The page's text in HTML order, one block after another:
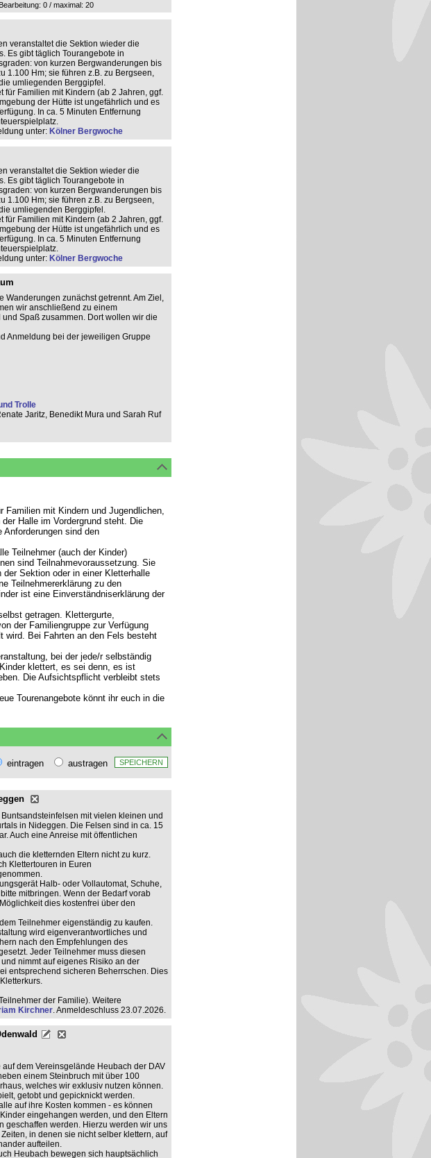
0 / maximal: 20
veranstaltet die Sektion wieder die
Es gibt täglich Tourangebote in
von kurzen Bergwanderungen bis
1.100 Hm; sie führen z.B. zu Bergseen,
umliegenden Berggipfel.
für Familien mit Kindern (ab 2 Jahren, ggf.
der Hütte ist ungefährlich und es
In ca. 5 Minuten Entfernung
unter: Kölner Bergwoche
veranstaltet die Sektion wieder die
Es gibt täglich Tourangebote in
von kurzen Bergwanderungen bis
1.100 Hm; sie führen z.B. zu Bergseen,
umliegenden Berggipfel.
für Familien mit Kindern (ab 2 Jahren, ggf.
der Hütte ist ungefährlich und es
In ca. 5 Minuten Entfernung
unter: Kölner Bergwoche
Wanderungen zunächst getrennt. Am Ziel,
wir anschließend zu einem
Spaß zusammen. Dort wollen wir die
Anmeldung bei der jeweiligen Gruppe
Trolle
Jaritz, Benedikt Mura und Sarah Ruf
Familien mit Kindern und Jugendlichen,
Halle im Vordergrund steht. Die
sind den
Teilnehmer (auch der Kinder)
sind Teilnahmevoraussetzung. Sie
Sektion oder in einer Kletterhalle
Teilnehmererklärung zu den
ist eine Einverständniserklärung der
getragen. Klettergurte,
der Familiengruppe zur Verfügung
wird. Bei Fahrten an den Fels besteht
bei der jede/r selbständig
klettert, es sei denn, es ist
Die Aufsichtspflicht verbleibt stets
Tourenangebote könnt ihr euch in die
eintragen
austragen
mit vielen kleinen und
in Nideggen. Die Felsen sind in ca. 15
Auch eine Anreise mit öffentlichen
die kletternden Eltern nicht zu kurz.
Klettertouren in Euren
Halb- oder Vollautomat, Schuhe,
mitbringen. Wenn der Bedarf vorab
dies kostenfrei über den
Teilnehmer eigenständig zu kaufen.
wird eigenverantwortliches und
nach den Empfehlungen des
Jeder Teilnehmer muss diesen
nimmt auf eigenes Risiko an der
entsprechend sicheren Beherrschen. Dies
der Familie). Weitere
Kirchner. Anmeldeschluss 23.07.2026.
dem Vereinsgelände Heubach der DAV
einem Steinbruch mit über 100
welches wir exklusiv nutzen können.
getobt und gepicknickt werden.
auf ihre Kosten kommen - es können
eingehangen werden, und den Eltern
geschaffen werden. Hierzu werden wir uns
in denen sie nicht selber klettern, auf
aufteilen.
Heubach bewegen sich hauptsächlich